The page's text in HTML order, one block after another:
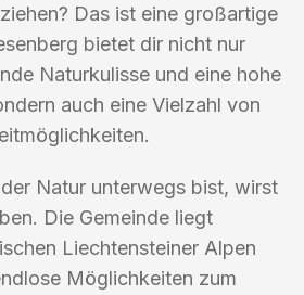
Das ist eine großartige
bietet dir nicht nur
Naturkulisse und eine hohe
auch eine Vielzahl von
Natur unterwegs bist, wirst
Die Gemeinde liegt
Liechtensteiner Alpen
Möglichkeiten zum